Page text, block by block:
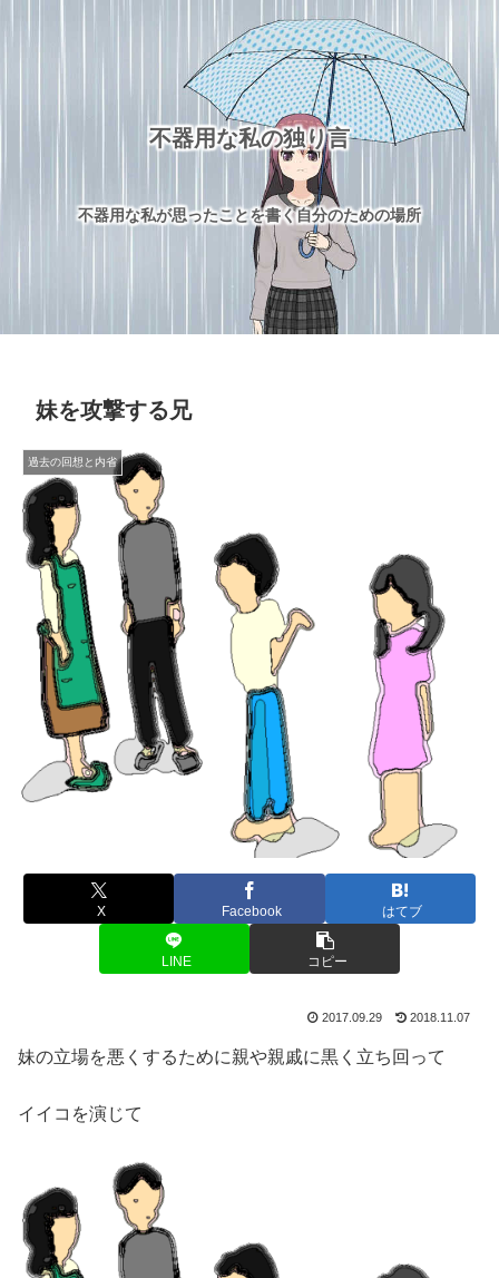
不器用な私の独り言
不器用な私が思ったことを書く自分のための場所
妹を攻撃する兄
過去の回想と内省
X Facebook はてブ
LINE コピー
2017.09.29 2018.11.07
妹の立場を悪くするために親や親戚に黒く立ち回って
イイコを演じて